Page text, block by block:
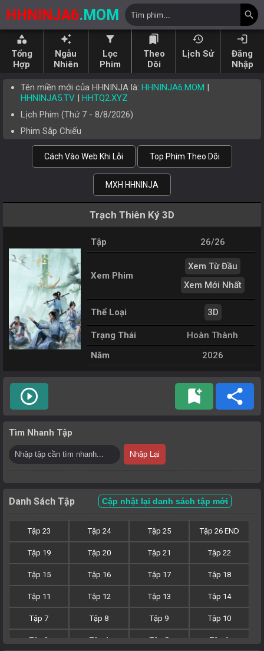
HHNINJA6.MOM search
category
Tổng
Hợp
auto_awesome
Ngẫu
Nhiên
filter_alt
Lọc
Phim
bookmarks
Theo
Dõi
history
Lịch Sử
login
Đăng
Nhập
Tên miền mới của HHNINJA là: HHNINJA6.MOM |
HHNINJA5.TV | HHTQ2.XYZ
Lịch Phim (Thứ 7 - 8/8/2026)
Phim Sắp Chiếu
Cách Vào Web Khi Lỗi Top Phim Theo Dõi
MXH HHNINJA
Trạch Thiên Ký 3D
Tập 26/26
Xem Phim
Xem Từ Đầu
Xem Mới Nhất
Thể Loại 3D
Trạng Thái
Hoàn Thành
Năm
2026
play_circle_outline bookmark_add share
Tìm Nhanh Tập
Nhập Lại
Danh Sách Tập Cập nhật lại danh sách tập mới
Tập 26 END
Tập 25
Tập 24
Tập 23
Tập 22
Tập 21
Tập 20
Tập 19
Tập 18
Tập 17
Tập 16
Tập 15
Tập 14
Tập 13
Tập 12
Tập 11
Tập 10
Tập 9
Tập 8
Tập 7
Tập 6
Tập 5
Tập 4
Tập 3